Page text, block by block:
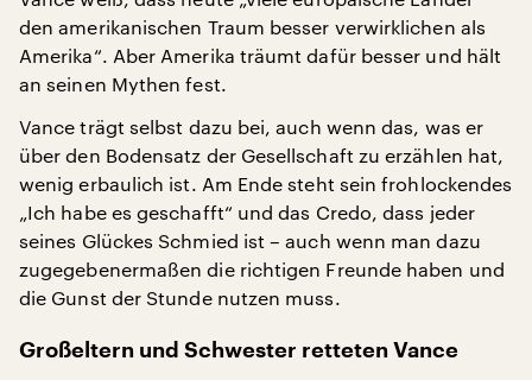
den amerikanischen Traum besser verwirklichen als
Amerika“. Aber Amerika träumt dafür besser und hält
an seinen Mythen fest.
Vance trägt selbst dazu bei, auch wenn das, was er
über den Bodensatz der Gesellschaft zu erzählen hat,
wenig erbaulich ist. Am Ende steht sein frohlockendes
„Ich habe es geschafft“ und das Credo, dass jeder
seines Glückes Schmied ist – auch wenn man dazu
zugegebenermaßen die richtigen Freunde haben und
die Gunst der Stunde nutzen muss.
Großeltern und Schwester retteten Vance